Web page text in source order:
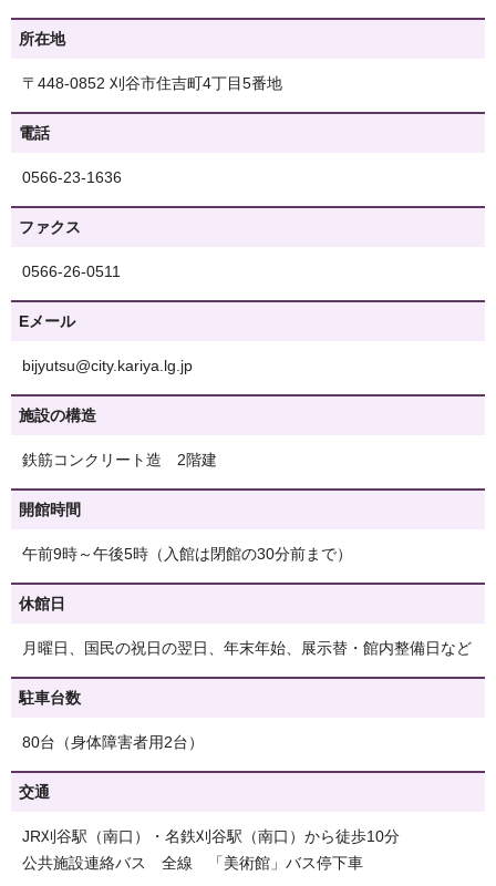
所在地
〒448-0852 刈谷市住吉町4丁目5番地
電話
0566-23-1636
ファクス
0566-26-0511
Eメール
bijyutsu@city.kariya.lg.jp
施設の構造
鉄筋コンクリート造 2階建
開館時間
午前9時～午後5時（入館は閉館の30分前まで）
休館日
月曜日、国民の祝日の翌日、年末年始、展示替・館内整備日など
駐車台数
80台（身体障害者用2台）
交通
JR刈谷駅（南口）・名鉄刈谷駅（南口）から徒歩10分
公共施設連絡バス 全線 「美術館」バス停下車